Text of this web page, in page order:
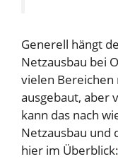
Generell hängt
Netzausbau bei
vielen Bereichen
ausgebaut, aber
kann das nach
Netzausbau und
hier im Überblick: